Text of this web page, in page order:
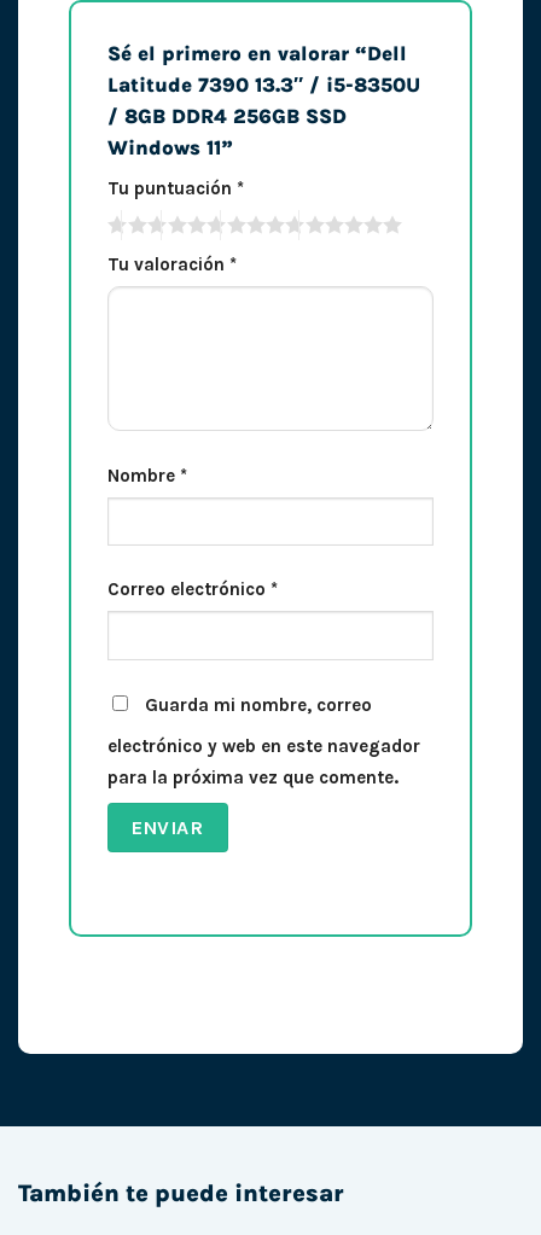
Sé el primero en valorar “Dell
Latitude 7390 13.3″ / i5-8350U
/ 8GB DDR4 256GB SSD
Windows 11”
Tu puntuación *
Tu valoración *
Nombre *
Correo electrónico *
Guarda mi nombre, correo
electrónico y web en este navegador
para la próxima vez que comente.
También te puede interesar